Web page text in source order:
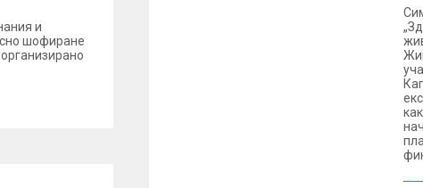
и
шофиране